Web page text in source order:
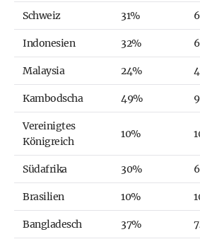
Schweiz 31%
Indonesien 32%
Malaysia 24%
Kambodscha 49%
Vereinigtes
Königreich
10%
Südafrika 30%
Brasilien 10%
Bangladesch 37%